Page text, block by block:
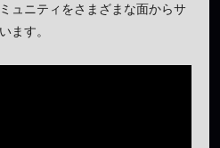
ュニティをさまざまな面からサ
ます。